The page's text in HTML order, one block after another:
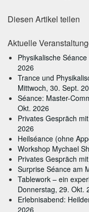
Diesen Artikel teilen
Aktuelle
Physikalische
2026
Trance und
Mittwoch, 30. Sept.
Séance: Master-
Okt. 2026
Privates Gespräch
2026
Heilséance (ohne
Workshop Mychael
Privates Gespräch
Surprise Séance am
Tablework – ein
Donnerstag, 29. Okt.
Erlebnisabend:
2026